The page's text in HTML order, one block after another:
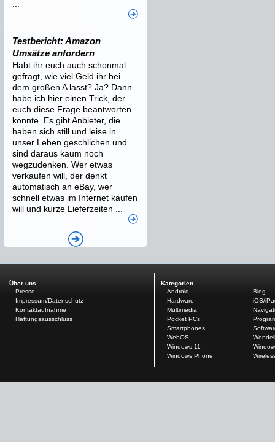
Testbericht: Amazon
Umsätze anfordern
Habt ihr euch auch schonmal
gefragt, wie viel Geld ihr bei
dem großen A lasst? Ja? Dann
habe ich hier einen Trick, der
euch diese Frage beantworten
könnte. Es gibt Anbieter, die
haben sich still und leise in
unser Leben geschlichen und
sind daraus kaum noch
wegzudenken. Wer etwas
verkaufen will, der denkt
automatisch an eBay, wer
schnell etwas im Internet kaufen
will und kurze Lieferzeiten ...
Über uns
Presse
Impressum/Datenschutz
Kontaktaufnahme
Haftungsausschluss
Kategorien
Android
Blog
Hardware
iOS/
Multimedia
Pocket PCs
Smartphones
WebOS
Windows 11
Windows Phone